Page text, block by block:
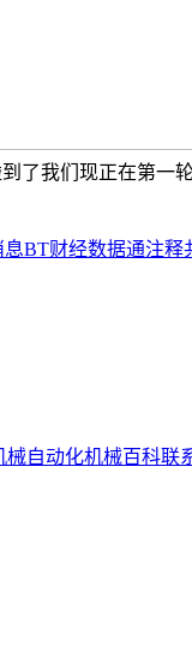
了我们现正在第一
BT财经数据通注释
械自动化机械百科联